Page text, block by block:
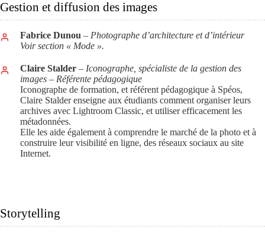
Gestion et diffusion des images
Fabrice Dunou – Photographe d’architecture et d’intérieur
Voir section « Mode ».
Claire Stalder – Iconographe, spécialiste de la gestion des
images – Référente pédagogique
Iconographe de formation, et référent pédagogique à Spéos,
Claire Stalder enseigne aux étudiants comment organiser leurs
archives avec Lightroom Classic, et utiliser efficacement les
métadonnées.
Elle les aide également à comprendre le marché de la photo et à
construire leur visibilité en ligne, des réseaux sociaux au site
Internet.
Storytelling